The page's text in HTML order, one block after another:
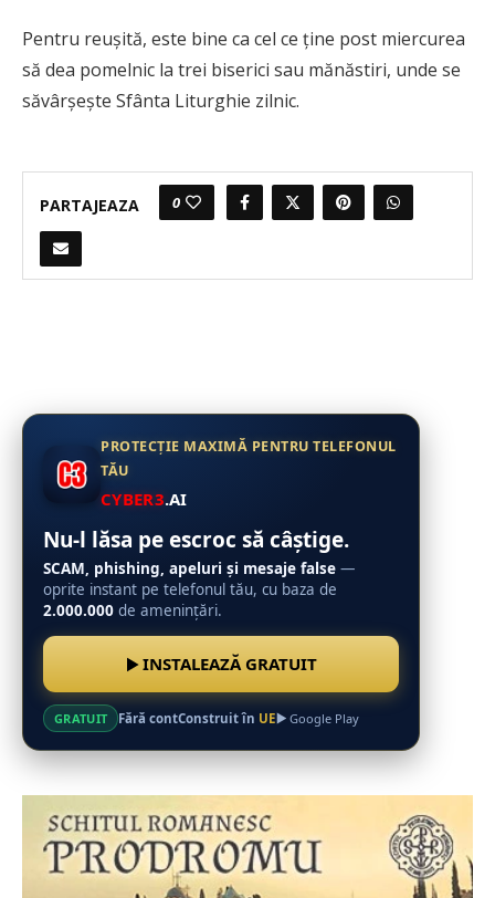
Pentru reuşită, este bine ca cel ce ţine post miercurea
să dea pomelnic la trei biserici sau mănăstiri, unde se
săvârşeşte Sfânta Liturghie zilnic.
PARTAJEAZA 0
PROTECȚIE MAXIMĂ PENTRU TELEFONUL
TĂU
CYBER3.AI
Nu-l lăsa pe escroc să câștige.
SCAM, phishing, apeluri și mesaje false —
oprite instant pe telefonul tău, cu baza de
2.000.000 de amenințări.
INSTALEAZĂ GRATUIT
GRATUIT Fără contConstruit în UE Google Play